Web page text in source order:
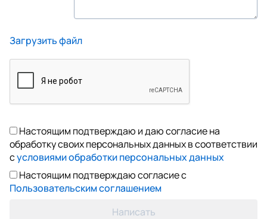
Загрузить файл
Настоящим подтверждаю и даю согласие на
обработку своих персональных данных в соответствии
сусловиями обработки персональных данных
Настоящим подтверждаю согласие с
Пользовательским соглашением
Написать